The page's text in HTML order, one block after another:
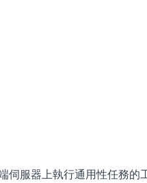
伺服器上執行通用性任務的